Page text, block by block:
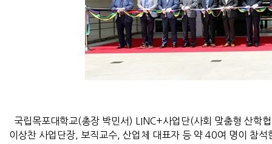
국립목포대학교(총장 박민서) LINC+사업단(사회 맞춤형 산
이상찬 사업단장, 보직교수, 산업체 대표자 등 약 40여 명이 참